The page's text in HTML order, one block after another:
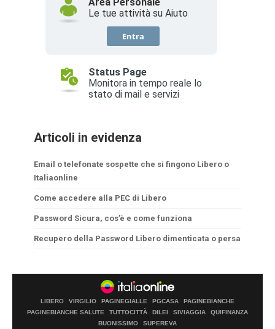
Articoli in evidenza
Email o telefonate sospette che si fingono Libero o
Italiaonline
Come accedere alla PEC di Libero
Password Sicura, cos’è e come funziona
Recupero della Password Libero dimenticata o persa
LIBERO VIRGILIO PAGINEGIALLE PGCASA
PAGINEBIANCHE
PAGINEBIANCHE SALUTE
TUTTOCITTÀ DILEI SIVIAGGIA
QUIFINANZA
BUONISSIMO
SUPEREVA